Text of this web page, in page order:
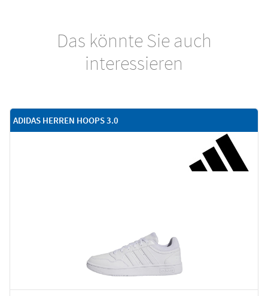
Das könnte Sie auch
interessieren
ADIDAS HERREN HOOPS 3.0